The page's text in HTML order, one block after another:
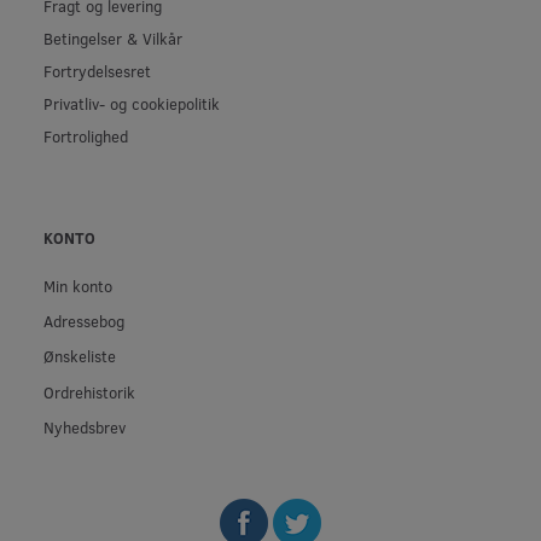
Fragt og levering
Betingelser & Vilkår
Fortrydelsesret
Privatliv- og cookiepolitik
Fortrolighed
KONTO
Min konto
Adressebog
Ønskeliste
Ordrehistorik
Nyhedsbrev